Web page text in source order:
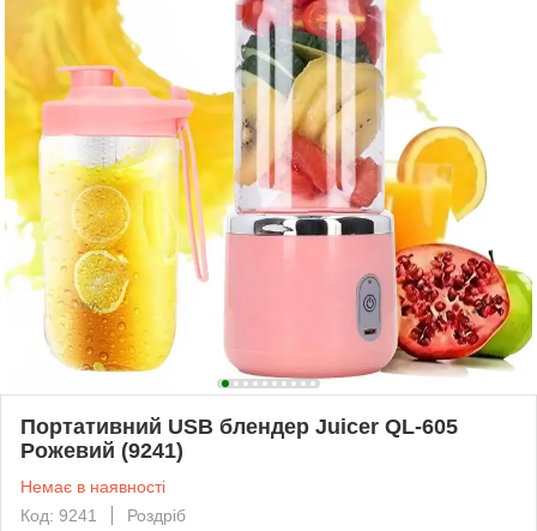
Портативний USB блендер Juicer QL-605
Рожевий (9241)
Немає в наявності
Код: 9241
Роздріб